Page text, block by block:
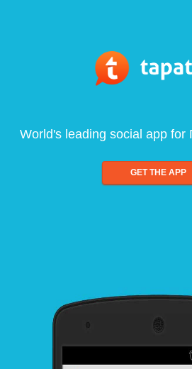
World's leading social app for
GET THE APP